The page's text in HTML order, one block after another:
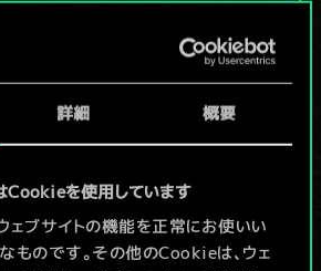
詳細 概要
Cookieを使用しています
ブサイトの機能を正常にお使いい
ものです。その他のCookieは、ウェ
まだこれし
デッキがあ
せんが、
追加中！
入力＆ガイドを作成